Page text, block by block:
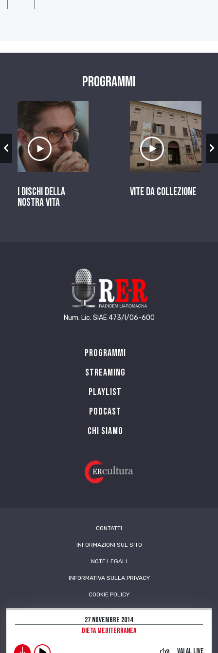
27 Novembre 2014
Dieta Mediterranea
Programmi
Ascolta il servizio
I dischi della
nostra vita
Ascolta il
Vite da Collezione
Num. Lic. SIAE 473/I/06-600
Programmi
Streaming
Playlist
PODCAST
Chi siamo
CONTATTI
INFORMAZIONI SUL SITO
NOTE LEGALI
INFORMATIVA SULLA PRIVACY
COOKIE POLICY